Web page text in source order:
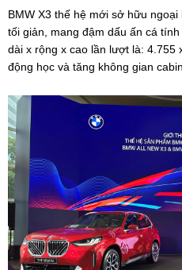
BMW X3 thế hệ mới sở hữu
tối giản, mang đậm dấu ấn cá
dài x rộng x cao lần lượt là: 4.755
động học và tăng không gian cabin.